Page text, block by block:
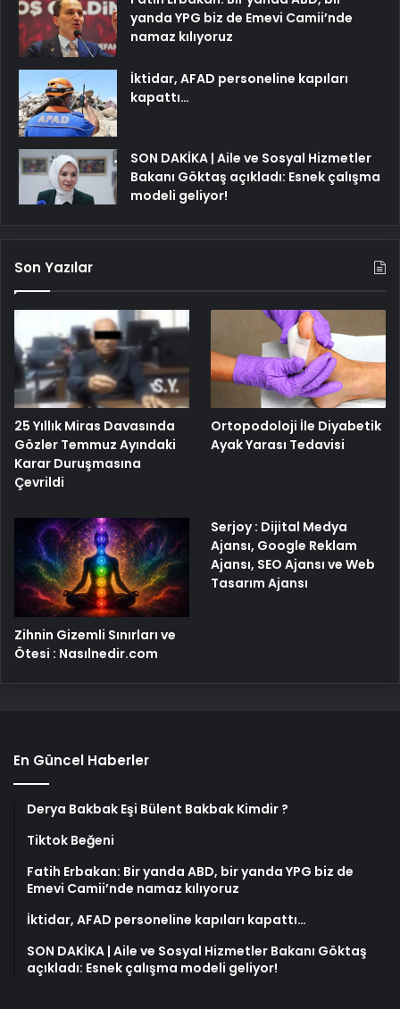
yanda YPG biz de Emevi Camii’nde
namaz kılıyoruz
İktidar, AFAD personeline kapıları
kapattı…
SON DAKİKA | Aile ve Sosyal Hizmetler
Bakanı Göktaş açıkladı: Esnek çalışma
modeli geliyor!
Son Yazılar
25 Yıllık Miras Davasında
Gözler Temmuz Ayındaki
Karar Duruşmasına
Çevrildi
Ortopodoloji İle Diyabetik
Ayak Yarası Tedavisi
Zihnin Gizemli Sınırları ve
Ötesi : Nasılnedir.com
Serjoy : Dijital Medya
Ajansı, Google Reklam
Ajansı, SEO Ajansı ve Web
Tasarım Ajansı
En Güncel Haberler
Derya Bakbak Eşi Bülent Bakbak Kimdir ?
Tiktok Beğeni
Fatih Erbakan: Bir yanda ABD, bir yanda YPG biz de
Emevi Camii’nde namaz kılıyoruz
İktidar, AFAD personeline kapıları kapattı…
SON DAKİKA | Aile ve Sosyal Hizmetler Bakanı Göktaş
açıkladı: Esnek çalışma modeli geliyor!